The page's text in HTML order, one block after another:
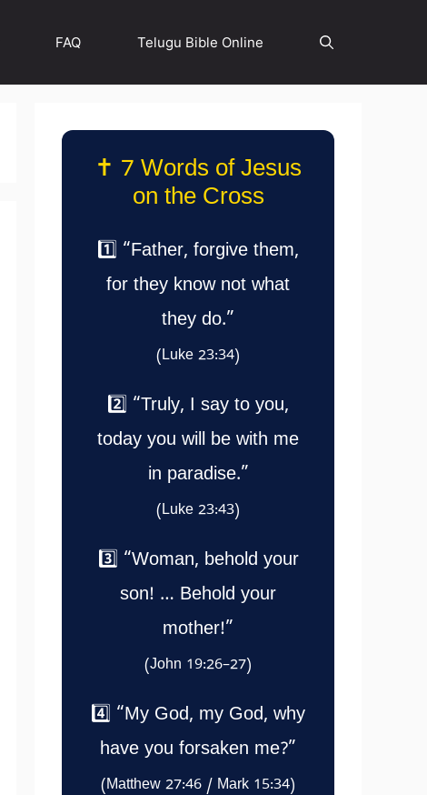
FAQ Telugu Bible Online
✝️ 7 Words of Jesus
on the Cross
1️⃣ “Father, forgive them,
for they know not what
they do.”
(Luke 23:34)
2️⃣ “Truly, I say to you,
today you will be with me
in paradise.”
(Luke 23:43)
3️⃣ “Woman, behold your
son! … Behold your
mother!”
(John 19:26–27)
4️⃣ “My God, my God, why
have you forsaken me?”
(Matthew 27:46 / Mark 15:34)